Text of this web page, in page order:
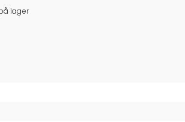
Arida S9L og 1852M
lager